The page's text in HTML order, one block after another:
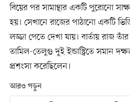
বিয়ের পর সামান্থার একটি পুরোনো
হয়। সেখানে রাজের পাঠানো একটি
লজ্জা পেতে দেখা যায়। বার্তায় রাজ
তামিল-তেলুগু দুই ইন্ডাস্ট্রিতে সমান
প্রশংসা করেছিলেন।
আরও পড়ুন